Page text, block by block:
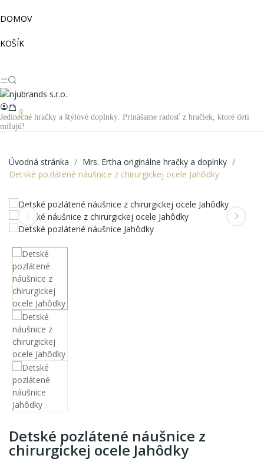
DOMOV
KOŠÍK
0
Jedinečné hračky a štýlové doplnky. Prinášame radosť z hračiek, ktoré deti
milujú!
Úvodná stránka
Mrs. Ertha originálne hračky a doplnky
Detské pozlátené náušnice z chirurgickej ocele Jahôdky
Detské pozlátené náušnice z
chirurgickej ocele Jahôdky